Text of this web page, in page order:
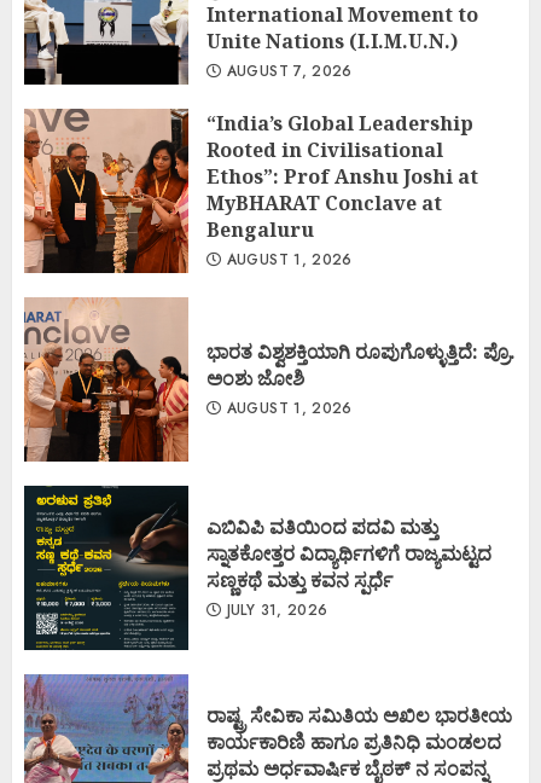
International Movement to
Unite Nations (I.I.M.U.N.)
AUGUST 7, 2026
“India’s Global Leadership
Rooted in Civilisational
Ethos”: Prof Anshu Joshi at
MyBHARAT Conclave at
Bengaluru
AUGUST 1, 2026
ಭಾರತ ವಿಶ್ವಶಕ್ತಿಯಾಗಿ ರೂಪುಗೊಳ್ಳುತ್ತಿದೆ: ಪ್ರೊ.
ಅಂಶು ಜೋಶಿ
AUGUST 1, 2026
ಎಬಿವಿಪಿ ವತಿಯಿಂದ ಪದವಿ ಮತ್ತು
ಸ್ನಾತಕೋತ್ತರ ವಿದ್ಯಾರ್ಥಿಗಳಿಗೆ ರಾಜ್ಯಮಟ್ಟದ
ಸಣ್ಣಕಥೆ ಮತ್ತು ಕವನ ಸ್ಪರ್ಧೆ
JULY 31, 2026
ರಾಷ್ಟ್ರ ಸೇವಿಕಾ ಸಮಿತಿಯ ಅಖಿಲ ಭಾರತೀಯ
ಕಾರ್ಯಕಾರಿಣಿ ಹಾಗೂ ಪ್ರತಿನಿಧಿ ಮಂಡಲದ
ಪ್ರಥಮ ಅರ್ಧವಾರ್ಷಿಕ ಬೈಠಕ್ ನ ಸಂಪನ್ನ